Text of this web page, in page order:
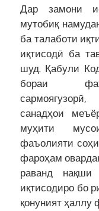
Дар замони
мутобиқ
ба талаботи
иқтисодӣ ба
шуд. Қабули
бораи
санадҳои
муҳити
фаъолияти
фароҳам
раванд
иқтисодиро бо
қонуният